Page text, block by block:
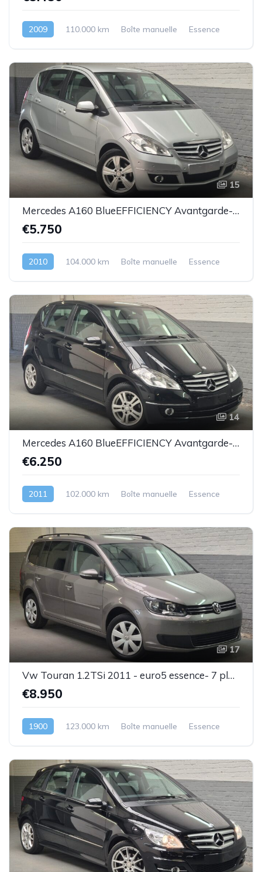
2009 110.000 km Boîte manuelle Essence
15
Mercedes A160 BlueEFFICIENCY Avantgarde-essence -2010-104.000km-Top état -Garantie
€5.750
2010 104.000 km Boîte manuelle Essence
14
Mercedes A160 BlueEFFICIENCY Avantgarde-essence -08/2011-102.000km-Top état -Garantie
€6.250
2011 102.000 km Boîte manuelle Essence
17
Vw Touran 1.2TSi 2011 - euro5 essence- 7 places - 1 prop .- Superbe état - Garantie
€8.950
1900 123.000 km Boîte manuelle Essence